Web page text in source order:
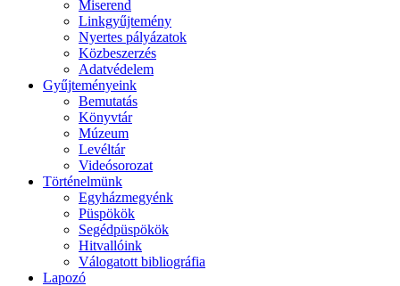
Miserend
Linkgyűjtemény
Nyertes pályázatok
Közbeszerzés
Adatvédelem
Gyűjteményeink
Bemutatás
Könyvtár
Múzeum
Levéltár
Videósorozat
Történelmünk
Egyházmegyénk
Püspökök
Segédpüspökök
Hitvallóink
Válogatott bibliográfia
Lapozó